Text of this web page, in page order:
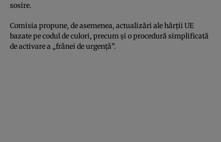
sosire.
Comisia propune, de asemenea, actualizări ale hărții UE
bazate pe codul de culori, precum și o procedură simplificată
de activare a „frânei de urgență”.